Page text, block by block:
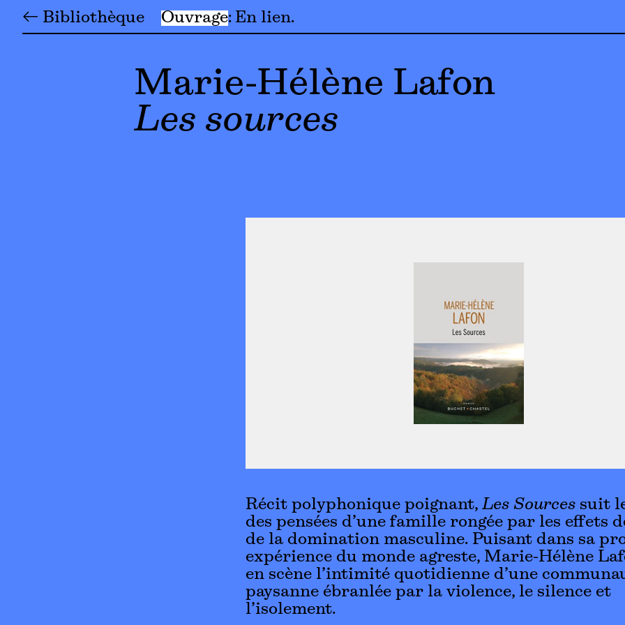
← Bibliothèque Ouvrage En lien
Marie-Hélène Lafon
Les sources
Récit polyphonique poignant, Les Sources suit
des pensées d’une famille rongée par les effets
de la domination masculine. Puisant dans sa
expérience du monde agreste, Marie-Hélène
en scène l’intimité quotidienne d’une
paysanne ébranlée par la violence, le silence et
l’isolement.